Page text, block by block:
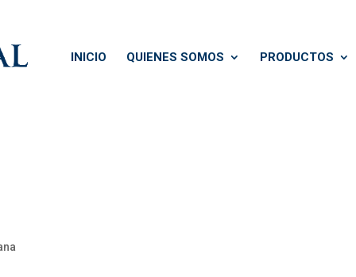
INICIO QUIENES SOMOS PRODUCTOS